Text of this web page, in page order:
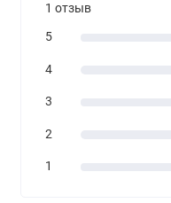
1 отзыв
5
4
3
2
1